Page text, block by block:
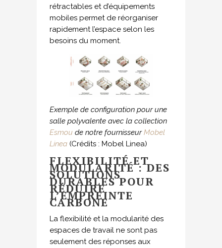
rétractables et d’équipements
mobiles permet de réorganiser
rapidement l’espace selon les
besoins du moment.
Exemple de configuration pour une
salle polyvalente avec la collection
Esmou de notre fournisseurMobel
Linea (Crédits : Mobel Linea)
FLEXIBILITÉ ET
MODULARITÉ : DES
SOLUTIONS
DURABLES POUR
RÉDUIRE
L’EMPREINTE
CARBONE
La flexibilité et la modularité des
espaces de travail ne sont pas
seulement des réponses aux